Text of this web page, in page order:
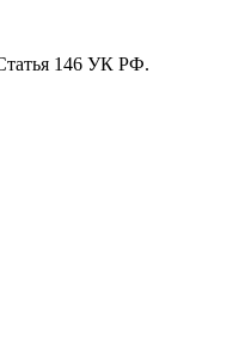
146 УК РФ.